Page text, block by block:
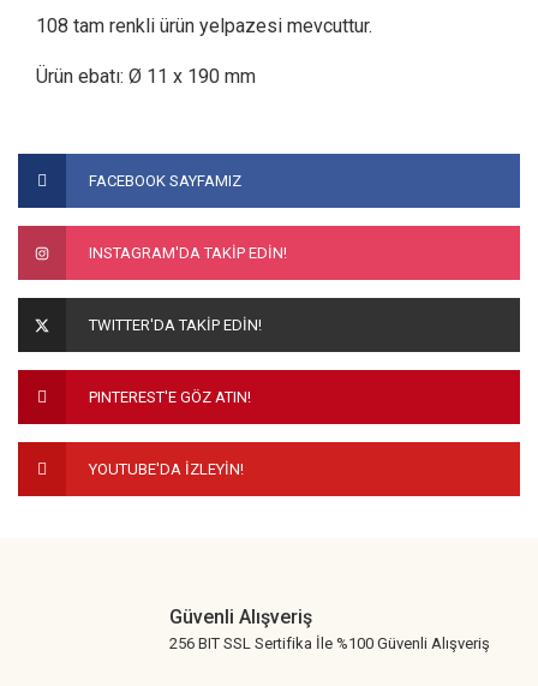
108 tam renkli ürün yelpazesi mevcuttur.
Ürün ebatı: Ø 11 x 190 mm
Bu ürüne ilk yorumu siz yapın!
Yorum Yaz
kullanarak tarafımıza iletebilirsiniz.
Görüş ve önerileriniz için teşekkür ederiz.
Ürün açıklamasında eksik bilgiler bulunuyor.
Ürün fiyatı diğer sitelerden daha pahalı.
Bu ürüne benzer farklı alternatifler olmalı.
FACEBOOK SAYFAMIZ
INSTAGRAM'DA TAKİP EDİN!
TWITTER'DA TAKİP EDİN!
PINTEREST'E GÖZ ATIN!
YOUTUBE'DA İZLEYİN!
Güvenli Alışveriş
256 BIT SSL Sertifika İle %100 Güvenli Alışveriş